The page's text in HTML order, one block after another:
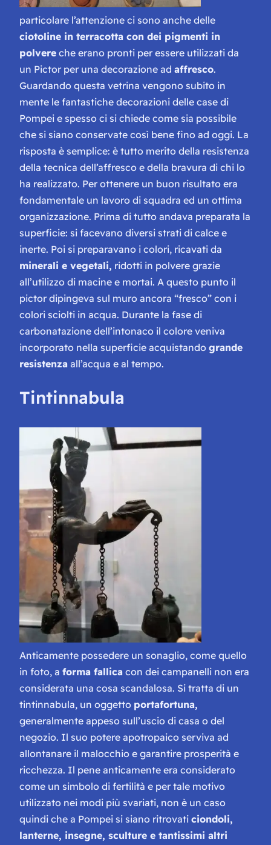
particolare l’attenzione ci sono anche delle
ciotoline in terracotta con dei pigmenti in
polvere che erano pronti per essere utilizzati da
un Pictor per una decorazione ad affresco.
Guardando questa vetrina vengono subito in
mente le fantastiche decorazioni delle case di
Pompei e spesso ci si chiede come sia possibile
che si siano conservate così bene fino ad oggi. La
risposta è semplice: è tutto merito della resistenza
della tecnica dell’affresco e della bravura di chi lo
ha realizzato. Per ottenere un buon risultato era
fondamentale un lavoro di squadra ed un ottima
organizzazione. Prima di tutto andava preparata la
superficie: si facevano diversi strati di calce e
inerte. Poi si preparavano i colori, ricavati da
minerali e vegetali, ridotti in polvere grazie
all’utilizzo di macine e mortai. A questo punto il
pictor dipingeva sul muro ancora “fresco” con i
colori sciolti in acqua. Durante la fase di
carbonatazione dell’intonaco il colore veniva
incorporato nella superficie acquistando grande
resistenza all’acqua e al tempo.
Tintinnabula
Anticamente possedere un sonaglio, come quello
in foto, a forma fallica con dei campanelli non era
considerata una cosa scandalosa. Si tratta di un
tintinnabula, un oggetto portafortuna,
generalmente appeso sull’uscio di casa o del
negozio. Il suo potere apotropaico serviva ad
allontanare il malocchio e garantire prosperità e
ricchezza. Il pene anticamente era considerato
come un simbolo di fertilità e per tale motivo
utilizzato nei modi più svariati, non è un caso
quindi che a Pompei si siano ritrovati ciondoli,
lanterne, insegne, sculture e tantissimi altri